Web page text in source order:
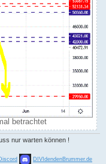
betrachtet
nur warten können !
DIVIdendenBrummer.de